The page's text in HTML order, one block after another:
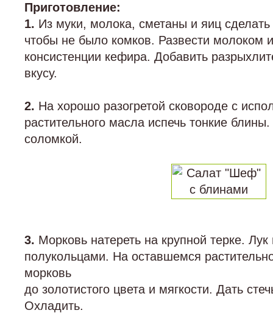
Приготовление:
1. Из муки, молока, сметаны и яиц
чтобы не было комков. Развести молоком
консистенции кефира. Добавить
вкусу.
2. На хорошо разогретой сковороде с
растительного масла испечь тонкие
соломкой.
3. Морковь натереть на крупной терке. Лук
полукольцами. На оставшемся
морковь
до золотистого цвета и мягкости. Дать
Охладить.